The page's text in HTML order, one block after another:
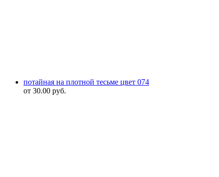
потайная на плотной тесьме цвет 074
от 30.00 руб.